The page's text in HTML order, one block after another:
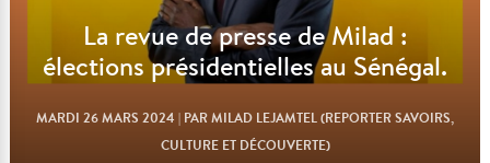
La revue de presse de Milad :
élections présidentielles au Sénégal.
MARDI 26 MARS 2024 | PAR MILAD LEJAMTEL (REPORTER SAVOIRS,
CULTURE ET DÉCOUVERTE)